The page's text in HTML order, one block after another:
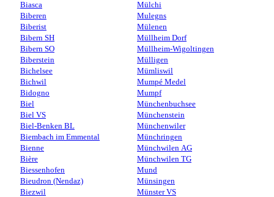
Biasca
Biberen
Biberist
Bibern SH
Bibern SO
Biberstein
Bichelsee
Bichwil
Bidogno
Biel
Biel VS
Biel-Benken BL
Biembach im Emmental
Bienne
Bière
Biessenhofen
Bieudron (Nendaz)
Biezwil
Mülchi
Mulegns
Mülenen
Müllheim Dorf
Müllheim-Wigoltingen
Mülligen
Mümliswil
Mumpé Medel
Mumpf
Münchenbuchsee
Münchenstein
Münchenwiler
Münchringen
Münchwilen AG
Münchwilen TG
Mund
Münsingen
Münster VS